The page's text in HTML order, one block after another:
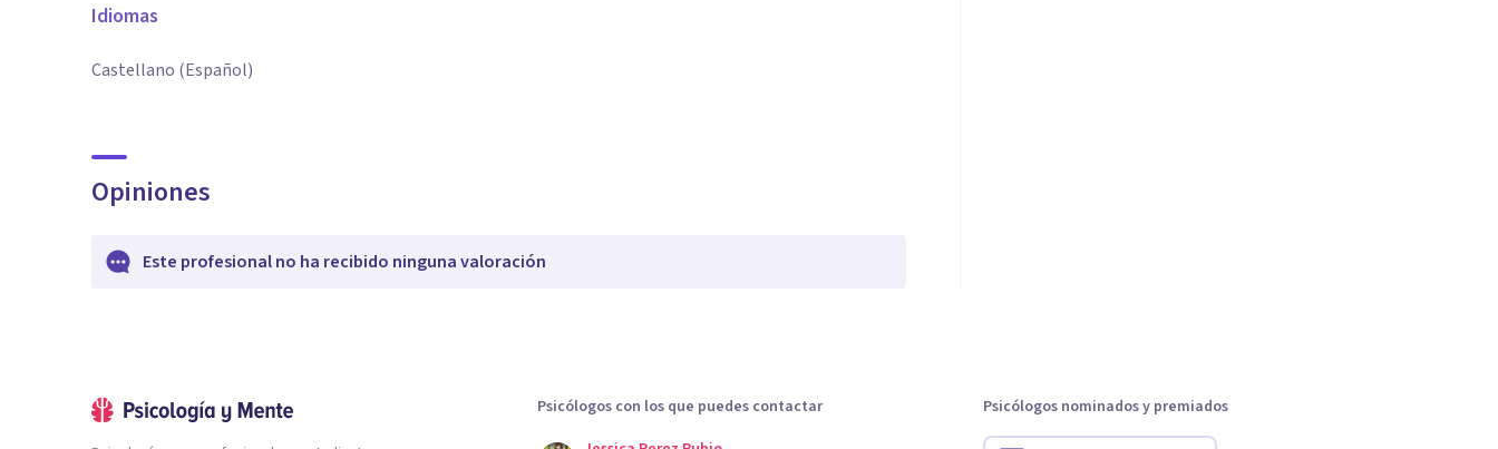
Idiomas
Castellano (Español)
Opiniones
Este profesional no ha recibido ninguna valoración
Psicólogos con los que puedes contactar
Psicólogos nominados y premiados